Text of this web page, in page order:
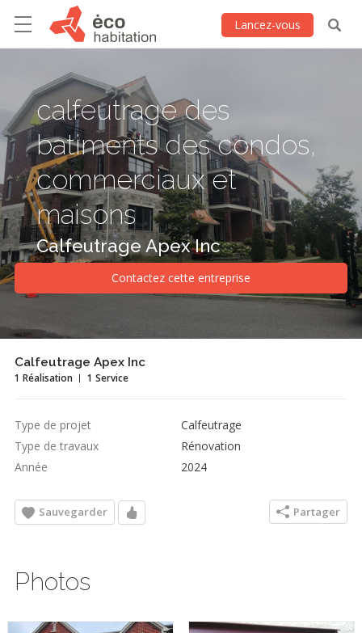
Lancez-vous
calfeutrage des
batiments des condos,
commerciaux et
maisons
Calfeutrage Apex Inc
Contactez cette entreprise
Calfeutrage Apex Inc
1 Réalisation 1 Service
Type de projet
Calfeutrage
Type de travaux
Rénovation
Année
2024
Sauvegarder Partager
Photos